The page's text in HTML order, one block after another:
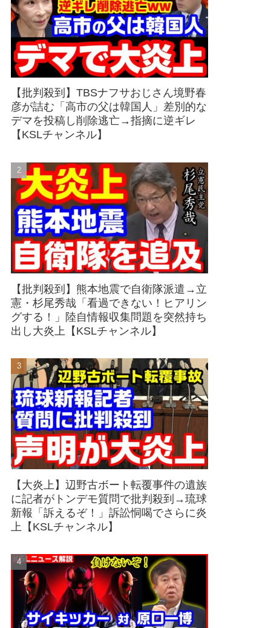
【批判殺到】TBSナフサおじさん境野春
彦が詰む「高市の父は韓国人」差別的な
デマを投稿し削除逃亡→指摘に逆ギレ
【KSLチャンネル】
【批判殺到】熊本地震で自衛隊派遣→立
憲・杉尾秀哉「看過できない！ヒアリン
グする！」陸自情報収集問題を突然持ち
出し大炎上【KSLチャンネル】
【大炎上】辺野古ボート転覆事件の遺族
に記者がトンデモ質問で批判殺到→琉球
新報「訴えるぞ！」訴訟恫喝でさらに炎
上【KSLチャンネル】